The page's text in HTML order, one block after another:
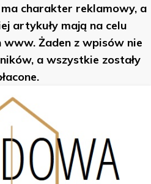
charakter reklamowy, a
artykuły mają na celu
Żaden z wpisów nie
a wszystkie zostały